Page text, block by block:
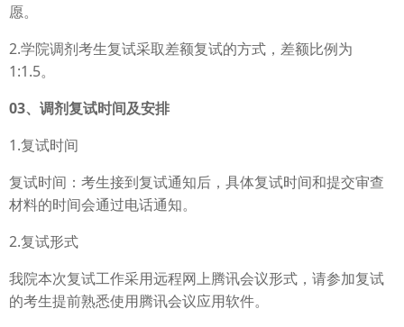
愿。
2.学院调剂考生复试采取差额复试的方式，差额比例为
1:1.5。
03、调剂复试时间及安排
1.复试时间
复试时间：考生接到复试通知后，具体复试时间和提交审查
材料的时间会通过电话通知。
2.复试形式
我院本次复试工作采用远程网上腾讯会议形式，请参加复试
的考生提前熟悉使用腾讯会议应用软件。